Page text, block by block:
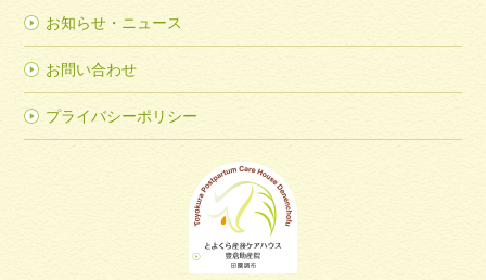
お知らせ・ニュース
お問い合わせ
プライバシーポリシー